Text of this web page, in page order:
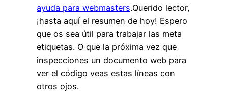
ayuda para webmasters.Querido lector,
¡hasta aquí el resumen de hoy! Espero
que os sea útil para trabajar las meta
etiquetas. O que la próxima vez que
inspecciones un documento web para
ver el código veas estas líneas con
otros ojos.